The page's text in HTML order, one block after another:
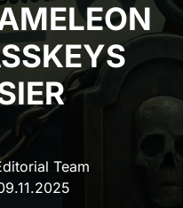
N
I
Team